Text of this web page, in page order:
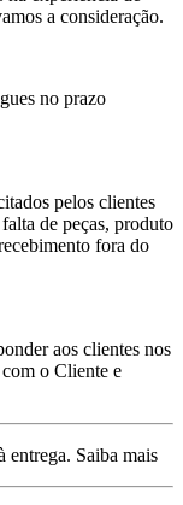
a consideração.
no prazo
pelos clientes
de peças, produto
fora do
aos clientes nos
o Cliente e
entrega. Saiba mais